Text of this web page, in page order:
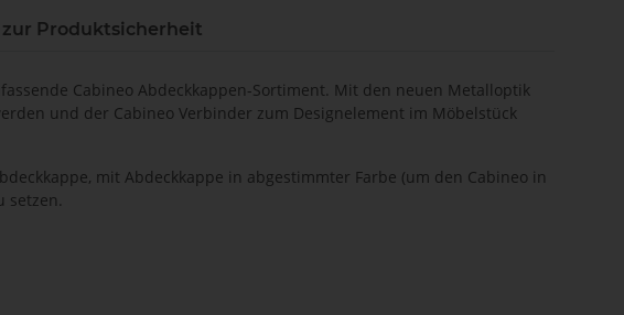
Produktsicherheit
Cabineo Abdeckkappen-Sortiment. Mit den neuen Metalloptik
und der Cabineo Verbinder zum Designelement im Möbelstück
mit Abdeckkappe in abgestimmter Farbe (um den Cabineo in